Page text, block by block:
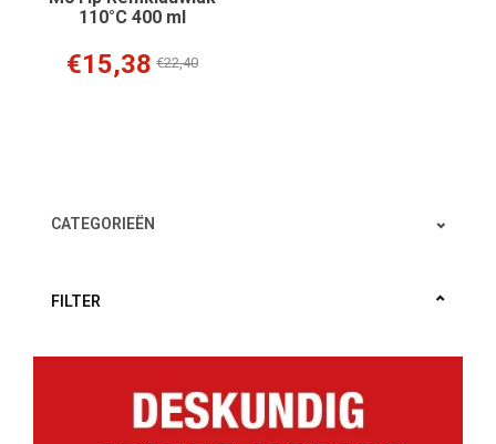
110°C 400 ml
€15,38 €22,40
CATEGORIEËN
FILTER